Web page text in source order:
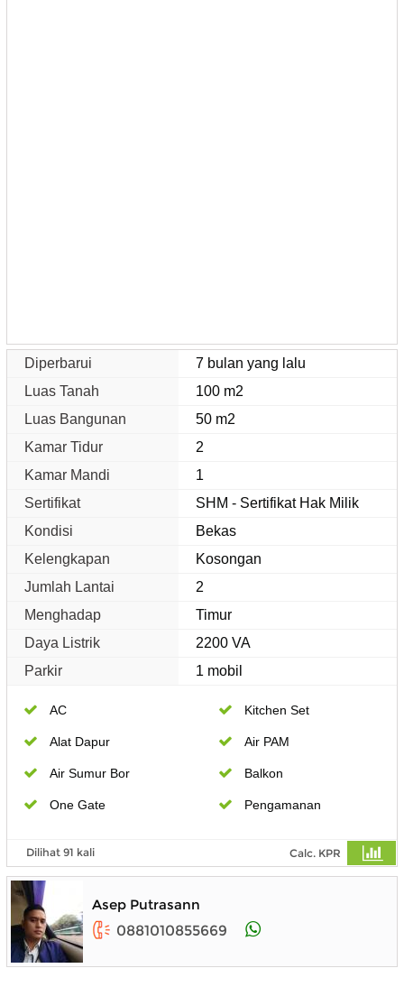
Diperbarui
7 bulan yang lalu
Luas Tanah
100 m2
Luas Bangunan
50 m2
Kamar Tidur
2
Kamar Mandi
1
Sertifikat
SHM - Sertifikat Hak Milik
Kondisi
Bekas
Kelengkapan
Kosongan
Jumlah Lantai
2
Menghadap
Timur
Daya Listrik
2200 VA
Parkir
1 mobil
AC Kitchen Set
Alat Dapur Air PAM
Air Sumur Bor Balkon
One Gate Pengamanan
Dilihat 91 kali Calc. KPR
Asep Putrasann
0881010855669